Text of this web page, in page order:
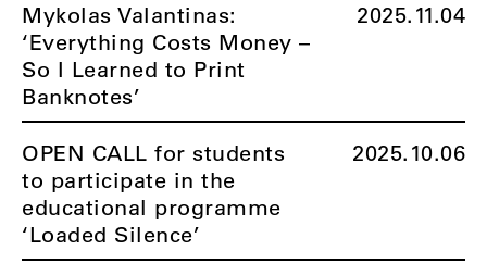
Mykolas Valantinas:
‘Everything Costs Money –
So I Learned to Print
Banknotes’
2025.11.04
OPEN CALL for students
to participate in the
educational programme
‘Loaded Silence’
2025.10.06